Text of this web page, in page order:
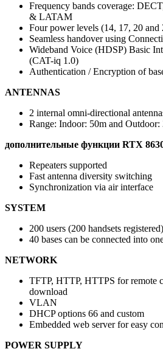
Frequency bands coverage:
& LATAM
Four power levels (14, 17, 20 and
Seamless handover using
Wideband Voice (HDSP) Basic
(CAT-iq 1.0)
Authentication / Encryption of
ANTENNAS
2 internal omni-directional
Range: Indoor: 50m and Outdoor:
дополнительные функции RTX
Repeaters supported
Fast antenna diversity switching
Synchronization via air interface
SYSTEM
200 users (200 handsets registered)
40 bases can be connected into
NETWORK
TFTP, HTTP, HTTPS for remote
download
VLAN
DHCP options 66 and custom
Embedded web server for easy
POWER SUPPLY